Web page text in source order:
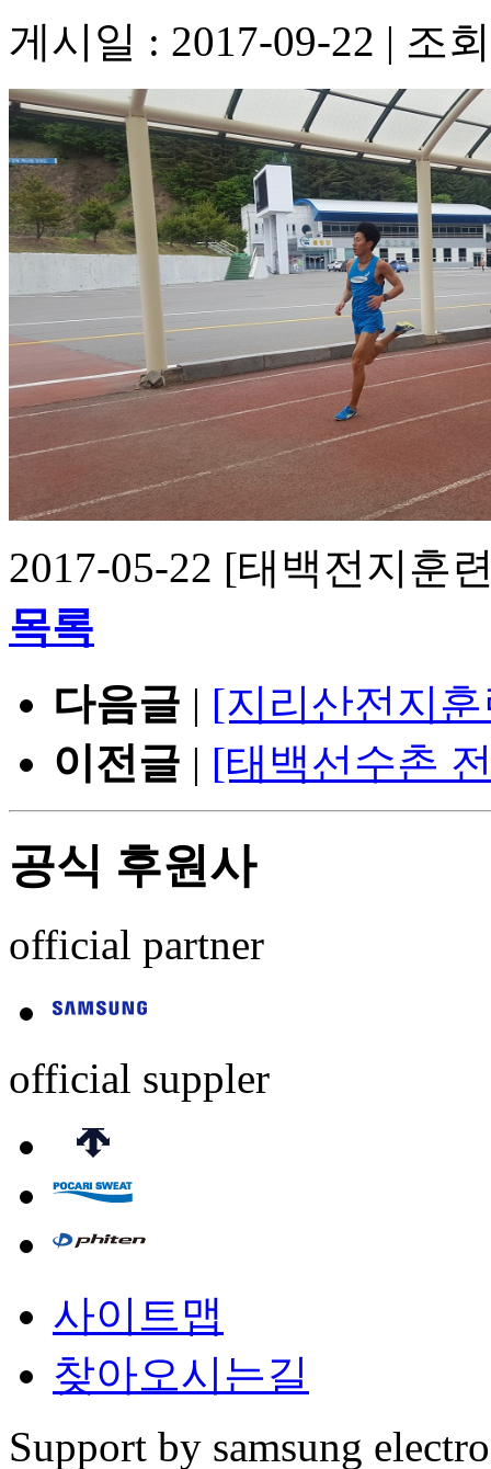
게시일 : 2017-09-22 | 조
2017-05-22 [태백전지훈
목록
다음글 | [지리산전지
이전글 | [태백선수촌
공식 후원사
official partner
official suppler
사이트맵
찾아오시는길
Support by samsung